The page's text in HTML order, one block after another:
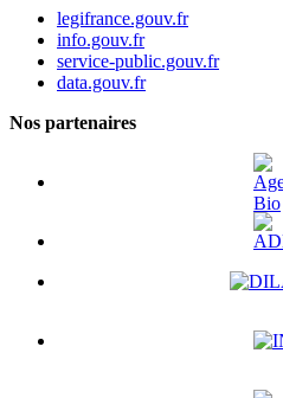
legifrance.gouv.fr
info.gouv.fr
service-public.gouv.fr
data.gouv.fr
Nos partenaires